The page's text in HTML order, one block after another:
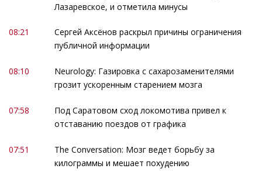
Лазаревское, и отметила минусы
08:21
Сергей Аксёнов раскрыл причины ограничения
публичной информации
08:10
Neurology: Газировка с сахарозаменителями
грозит ускоренным старением мозга
07:58
Под Саратовом сход локомотива привел к
отставанию поездов от графика
07:51
The Conversation: Мозг ведет борьбу за
килограммы и мешает похудению